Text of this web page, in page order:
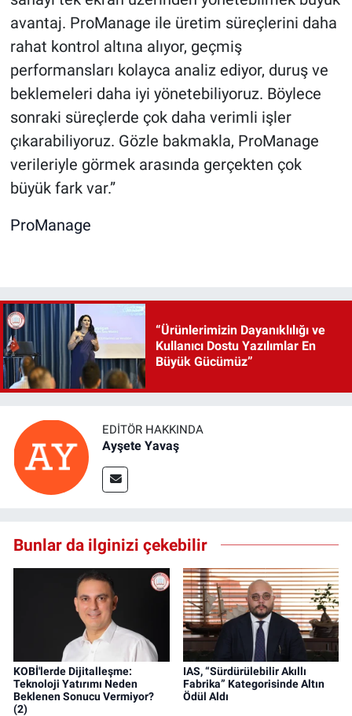
avantaj. ProManage ile üretim süreçlerini daha
rahat kontrol altına alıyor, geçmiş
performansları kolayca analiz ediyor, duruş ve
beklemeleri daha iyi yönetebiliyoruz. Böylece
sonraki süreçlerde çok daha verimli işler
çıkarabiliyoruz. Gözle bakmakla, ProManage
verileriyle görmek arasında gerçekten çok
büyük fark var.”
ProManage
“Ürünlerimizin Dayanıklılığı ve
Kullanıcı Dostu Yazılımlar En
Büyük Gücümüz”
EDITÖR HAKKINDA
Ayşete Yavaş
Bunlar da ilginizi çekebilir
KOBİ'lerde Dijitalleşme:
Teknoloji Yatırımı Neden
Beklenen Sonucu Vermiyor?
(2)
IAS, “Sürdürülebilir Akıllı
Fabrika” Kategorisinde Altın
Ödül Aldı